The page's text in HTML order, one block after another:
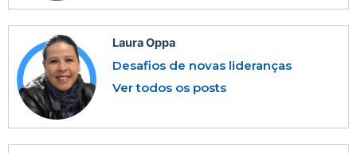
Laura Oppa
Desafios de novas lideranças
Ver todos os posts